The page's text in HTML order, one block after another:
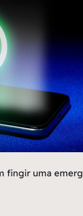
fingir uma